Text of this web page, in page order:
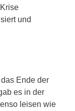
und
Ende der
es in der
leisen wie